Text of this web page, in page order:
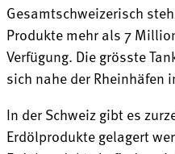
Gesamtschweizerisch
Produkte mehr als 7
Verfügung. Die grösste
sich nahe der Rheinhäfen
In der Schweiz gibt es
Erdölprodukte gelagert